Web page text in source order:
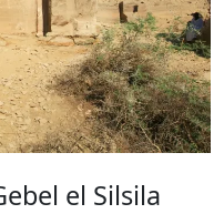
el Silsila